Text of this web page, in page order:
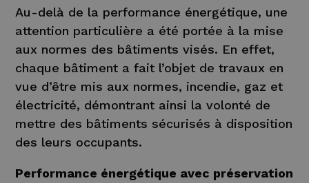
Au-delà de la performance énergétique, une
attention particulière a été portée à la mise
aux normes des bâtiments visés. En effet,
chaque bâtiment a fait l’objet de travaux en
vue d’être mis aux normes, incendie, gaz et
électricité, démontrant ainsi la volonté de
mettre des bâtiments sécurisés à disposition
des leurs occupants.
Performance énergétique avec préservation